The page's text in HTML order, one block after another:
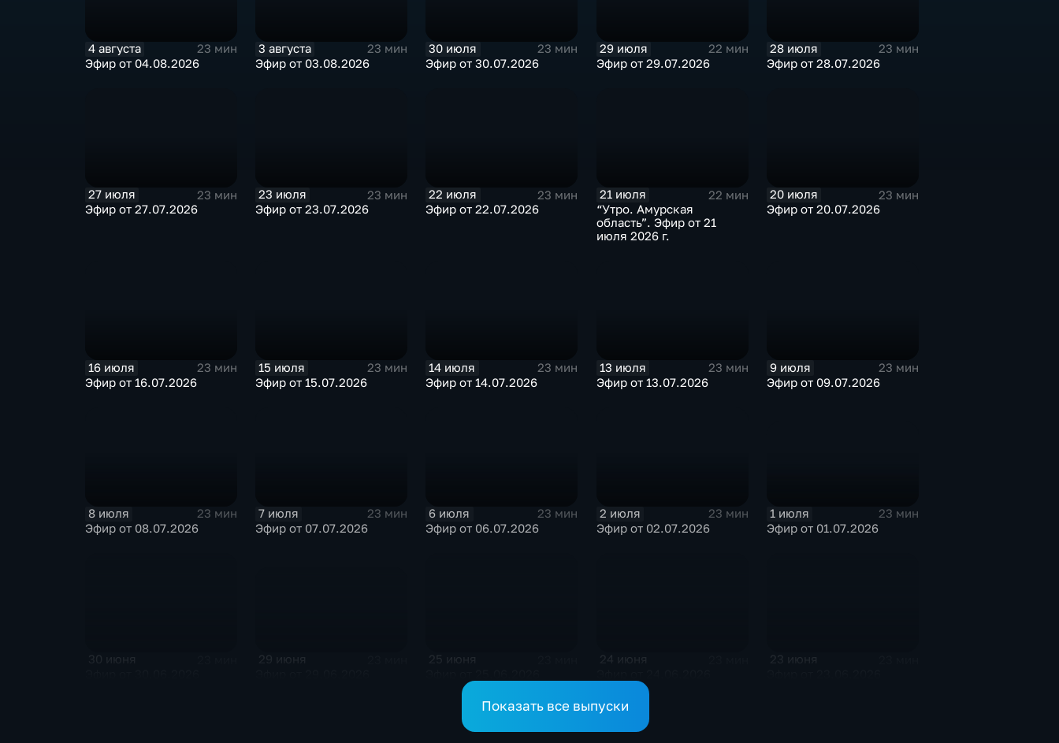
4 августа
23 мин
Эфир от 04.08.2026
3 августа
23 мин
Эфир от 03.08.2026
30 июля
23 мин
Эфир от 30.07.2026
29 июля
22 мин
Эфир от 29.07.2026
28 июля
23 мин
Эфир от 28.07.2026
27 июля
23 мин
Эфир от 27.07.2026
23 июля
23 мин
Эфир от 23.07.2026
22 июля
23 мин
Эфир от 22.07.2026
21 июля
22 мин
“Утро. Амурская
область”. Эфир от 21
июля 2026 г.
20 июля
23 мин
Эфир от 20.07.2026
16 июля
23 мин
Эфир от 16.07.2026
15 июля
23 мин
Эфир от 15.07.2026
14 июля
23 мин
Эфир от 14.07.2026
13 июля
23 мин
Эфир от 13.07.2026
9 июля
23 мин
Эфир от 09.07.2026
8 июля
23 мин
Эфир от 08.07.2026
7 июля
23 мин
Эфир от 07.07.2026
6 июля
23 мин
Эфир от 06.07.2026
2 июля
23 мин
Эфир от 02.07.2026
1 июля
23 мин
Эфир от 01.07.2026
30 июня 29 июня 25 июня 24 июня 23 июня
Показать все выпуски